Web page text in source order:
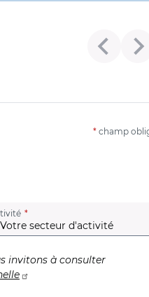
* champ
(champ obligatoire)
invitons à consulter